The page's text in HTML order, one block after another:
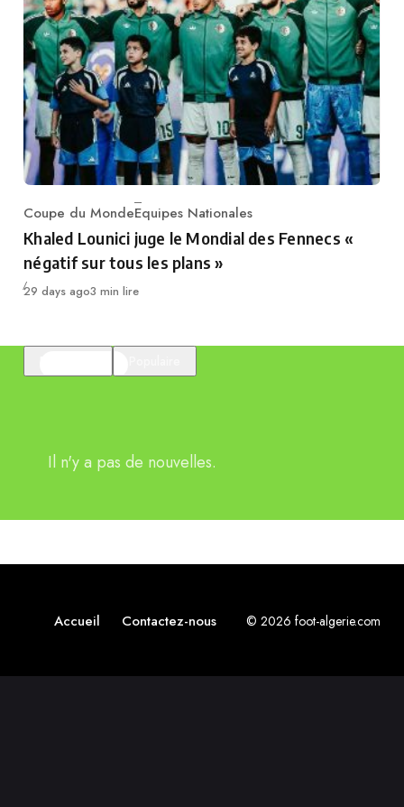
Category
Coupe du MondeEquipes Nationales
Khaled Lounici juge le Mondial des Fennecs «
négatif sur tous les plans »
Publié
29 days ago3 min lire
Il n'y a pas de nouvelles.
Accueil Contactez-nous © 2026 foot-algerie.com